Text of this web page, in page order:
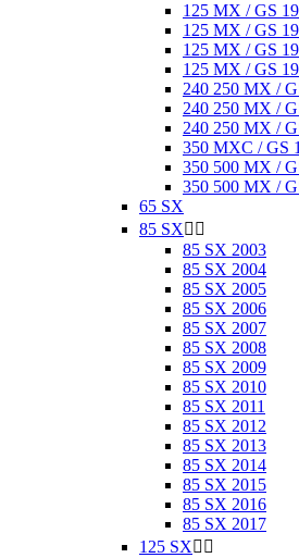
125 MX / GS
125 MX / GS
125 MX / GS
125 MX / GS
240 250 MX /
240 250 MX /
240 250 MX /
350 MXC / GS
350 500 MX /
350 500 MX /
65 SX
85 SX 
85 SX 2003
85 SX 2004
85 SX 2005
85 SX 2006
85 SX 2007
85 SX 2008
85 SX 2009
85 SX 2010
85 SX 2011
85 SX 2012
85 SX 2013
85 SX 2014
85 SX 2015
85 SX 2016
85 SX 2017
125 SX 